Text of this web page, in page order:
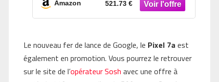
Amazon 521.73 €
Le nouveau fer de lance de Google, le Pixel 7a est
également en promotion. Vous pourrez le retrouver
sur le site de l’opérateur Sosh avec une offre à